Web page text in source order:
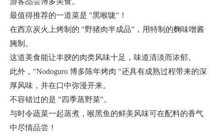
最值得推荐的一道菜是 "黑喉咙"！
在西京炭火上烤制的 "野猪肉半成品"，用特制的麴味噌酱
腌制。
这道美食能让丰腴的肉类风味十足，味道清淡而浓郁。
此外，"Nodoguro 博多陈年烤肉 "还具有成熟过程带来的深
厚风味，并在口中弥漫开来。
不容错过的是 "四季蒸野菜"。
与时令蔬菜一起蒸煮，喉黑鱼的鲜美风味可在配料的香气
中尽情品尝！